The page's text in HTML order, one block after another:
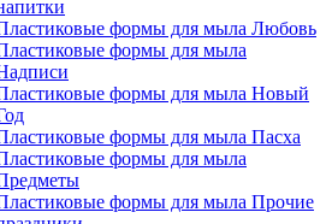
формы для мыла Любовь
формы для мыла
формы для мыла Новый
формы для мыла Пасха
формы для мыла
формы для мыла Прочие